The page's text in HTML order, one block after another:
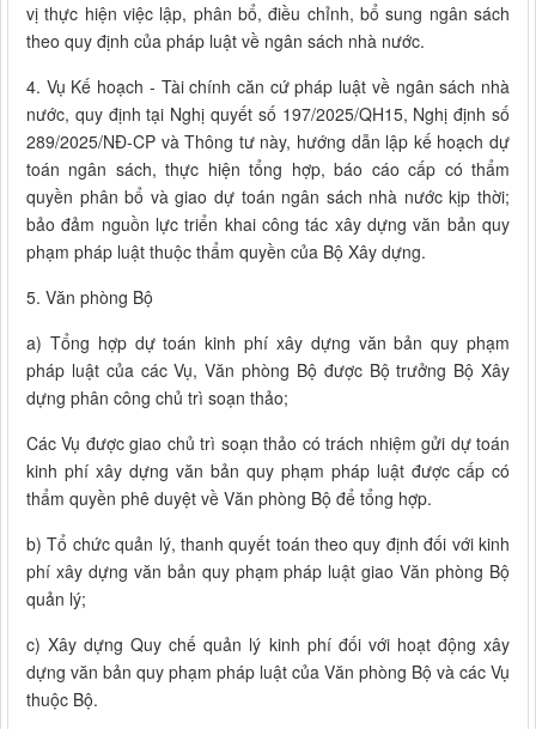
vị thực hiện việc lập, phân bổ, điều chỉnh, bổ sung ngân sách
theo quy định của pháp luật về ngân sách nhà nước.
4. Vụ Kế hoạch - Tài chính căn cứ pháp luật về ngân sách nhà
nước, quy định tại Nghị quyết số 197/2025/QH15, Nghị định số
289/2025/NĐ-CP và Thông tư này, hướng dẫn lập kế hoạch dự
toán ngân sách, thực hiện tổng hợp, báo cáo cấp có thẩm
quyền phân bổ và giao dự toán ngân sách nhà nước kịp thời;
bảo đảm nguồn lực triển khai công tác xây dựng văn bản quy
phạm pháp luật thuộc thẩm quyền của Bộ Xây dựng.
5. Văn phòng Bộ
a) Tổng hợp dự toán kinh phí xây dựng văn bản quy phạm
pháp luật của các Vụ, Văn phòng Bộ được Bộ trưởng Bộ Xây
dựng phân công chủ trì soạn thảo;
Các Vụ được giao chủ trì soạn thảo có trách nhiệm gửi dự toán
kinh phí xây dựng văn bản quy phạm pháp luật được cấp có
thẩm quyền phê duyệt về Văn phòng Bộ để tổng hợp.
b) Tổ chức quản lý, thanh quyết toán theo quy định đối với kinh
phí xây dựng văn bản quy phạm pháp luật giao Văn phòng Bộ
quản lý;
c) Xây dựng Quy chế quản lý kinh phí đối với hoạt động xây
dựng văn bản quy phạm pháp luật của Văn phòng Bộ và các Vụ
thuộc Bộ.